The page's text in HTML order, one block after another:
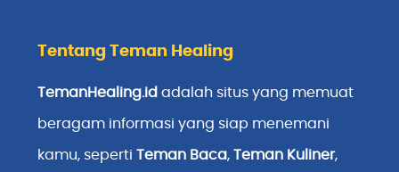
Tentang Teman Healing
TemanHealing.id adalah situs yang memuat
beragam informasi yang siap menemani
kamu, sepertiTeman Baca,Teman Kuliner,